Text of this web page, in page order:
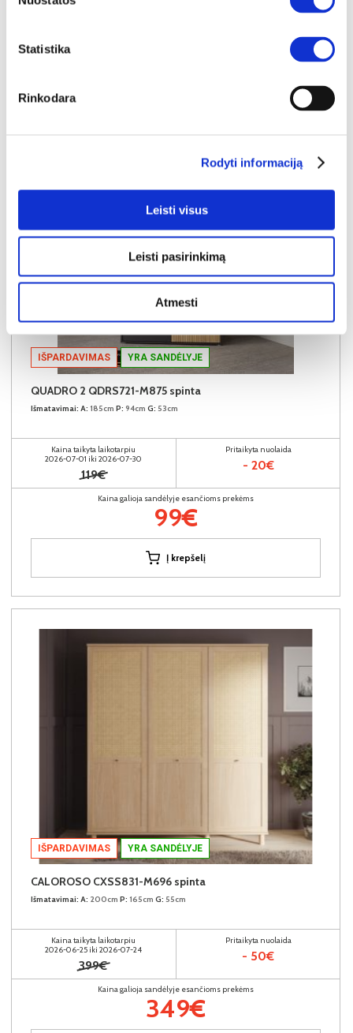
Statistika
Rinkodara
Rodyti informaciją
Leisti visus
Leisti pasirinkimą
Atmesti
IŠPARDAVIMAS YRA SANDĖLYJE
QUADRO 2 QDRS721-M875 spinta
Išmatavimai: A: 185cm P: 94cm G: 53cm
Kaina taikyta laikotarpiu
2026-07-01 iki 2026-07-30
119€
Pritaikyta nuolaida
- 20€
Kaina galioja sandėlyje esančioms prekėms
99€
Į krepšelį
IŠPARDAVIMAS YRA SANDĖLYJE
CALOROSO CXSS831-M696 spinta
Išmatavimai: A: 200cm P: 165cm G: 55cm
Kaina taikyta laikotarpiu
2026-06-25 iki 2026-07-24
399€
Pritaikyta nuolaida
- 50€
Kaina galioja sandėlyje esančioms prekėms
349€